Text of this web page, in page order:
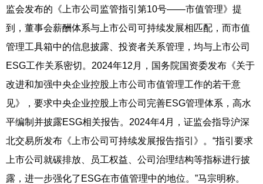
监会发布的《上市公司监管指引第10号——市值管理》提
到，董事会薪酬体系与上市公司可持续发展相匹配，而市值
管理工具箱中的信息披露、投资者关系管理，均与上市公司
ESG工作关系密切。2024年12月，国务院国资委发布《关于
改进和加强中央企业控股上市公司市值管理工作的若干意
见》，要求中央企业控股上市公司完善ESG管理体系，高水
平编制并披露ESG相关报告。2024年4月，证监会指导沪深
北交易所发布《上市公司可持续发展报告指引》。“指引要求
上市公司就碳排放、员工权益、公司治理结构等指标进行披
露，进一步强化了ESG在市值管理中的地位。”马宗明称。